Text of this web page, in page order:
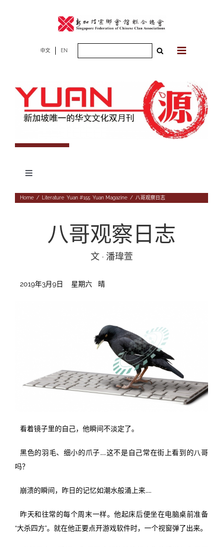
中文 EN
Toggle
专题Home / Literature, Yuan #155, Yuan Magazine / 八哥观察日志
八哥观察日志
文 · 潘瑋萱
2019年3月9日 星期六 晴
看着镜子里的自己，他瞬间不淡定了。
黑色的羽毛、细小的爪子……这不是自己常在街上看到的八哥
吗？
崩溃的瞬间，昨日的记忆如潮水般涌上来……
昨天和往常的每个周末一样。他起床后便坐在电脑桌前准备
“大杀四方”。就在他正要点开游戏软件时，一个视窗弹了出来。